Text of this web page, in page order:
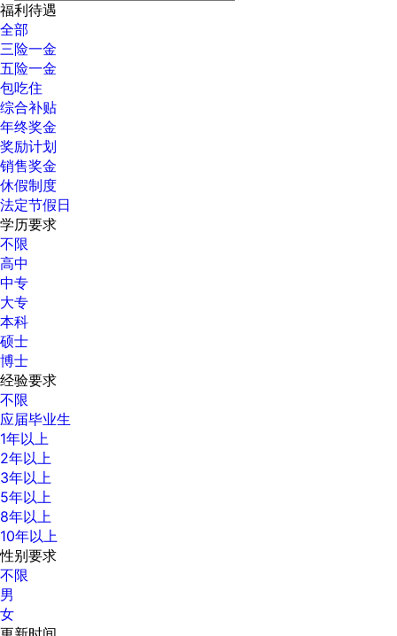
福利待遇
全部
三险一金
五险一金
包吃住
综合补贴
年终奖金
奖励计划
销售奖金
休假制度
法定节假日
学历要求
不限
高中
中专
大专
本科
硕士
博士
经验要求
不限
应届毕业生
1年以上
2年以上
3年以上
5年以上
8年以上
10年以上
性别要求
不限
男
女